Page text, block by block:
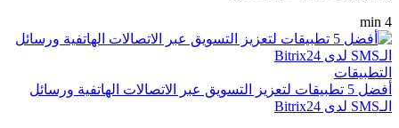
4 min
التطبيقات
أفضل 5 تطبيقات لتعزيز التسويق عبر الاتصالات الهاتفية ورسائل
الـSMS لدى Bitrix24